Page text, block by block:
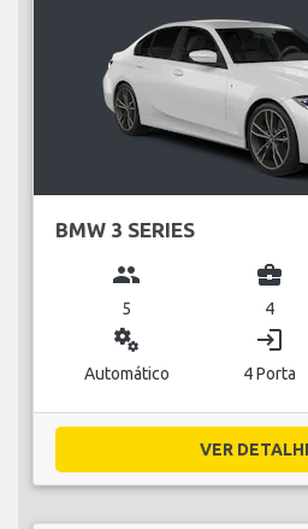
BMW 3 SERIES
group
5
business_center
4
miscellaneous_services
Automático
login
4 Porta
VER